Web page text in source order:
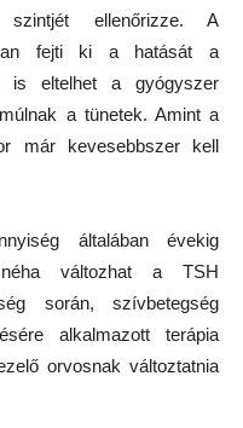
ellenőrizze. A
fejti ki a hatását a
is eltelhet a gyógyszer
a tünetek. Amint a
már kevesebbszer kell
általában évekig
változhat a TSH
során, szívbetegség
alkalmazott terápia
orvosnak változtatnia